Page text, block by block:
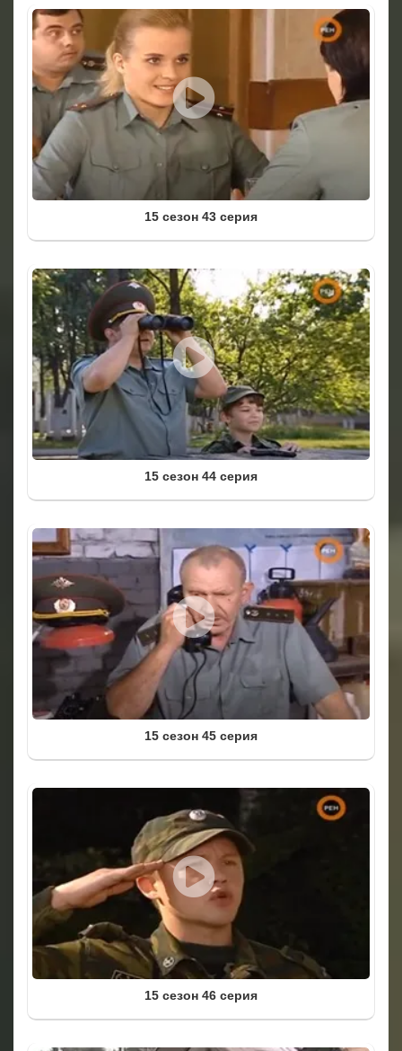
15 сезон 43 серия
15 сезон 44 серия
15 сезон 45 серия
15 сезон 46 серия